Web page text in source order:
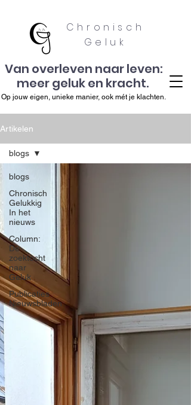
Op jouw eigen, unieke manier, ook mét je klachten.
Chronisch
Geluk
Van overleven naar leven:
meer geluk en kracht.
Artikelen
blogs
Chronisch
Gelukkig
In het
nieuws
Column:
De
zoektocht
naar
Geluk
Publicaties
Nieuwsbladen
blogs